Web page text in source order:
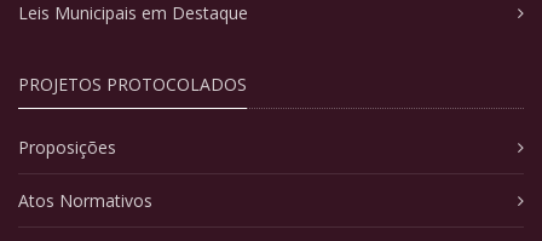
Leis Municipais em Destaque
PROJETOS PROTOCOLADOS
Proposições
Atos Normativos